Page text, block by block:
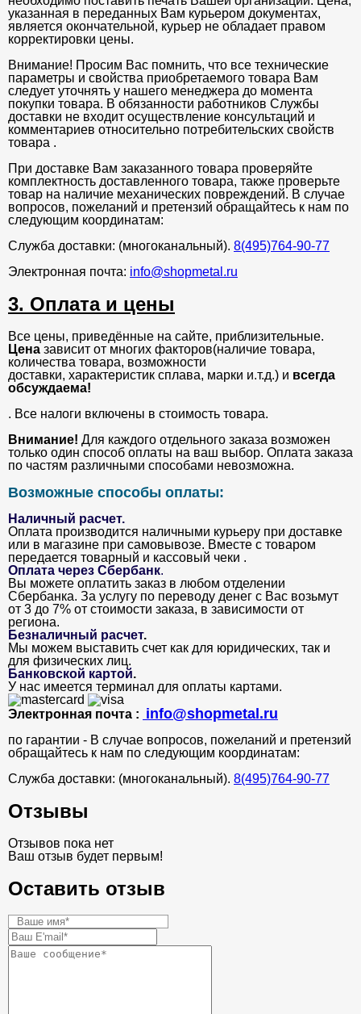
указанная в переданных Вам курьером документах,
является окончательной, курьер не обладает правом
корректировки цены.
Внимание! Просим Вас помнить, что все технические
параметры и свойства приобретаемого товара Вам
следует уточнять у нашего менеджера до момента
покупки товара. В обязанности работников Службы
доставки не входит осуществление консультаций и
комментариев относительно потребительских свойств
товара .
При доставке Вам заказанного товара проверяйте
комплектность доставленного товара, также проверьте
товар на наличие механических повреждений. В случае
вопросов, пожеланий и претензий обращайтесь к нам по
следующим координатам:
Служба доставки: (многоканальный). 8(495)764-90-77
Электронная почта: info@shopmetal.ru
3. Оплата и цены
Все цены, приведённые на сайте, приблизительные.
Цена зависит от многих факторов(наличие товара,
количества товара, возможности
доставки, характеристик сплава, марки и.т.д.) и всегда
обсуждаема!
. Все налоги включены в стоимость товара.
Внимание! Для каждого отдельного заказа возможен
только один способ оплаты на ваш выбор. Оплата заказа
по частям различными способами невозможна.
Возможные способы оплаты:
Наличный расчет.
Оплата производится наличными курьеру при доставке
или в магазине при самовывозе. Вместе с товаром
передается товарный и кассовый чеки .
Оплата через Сбербанк.
Вы можете оплатить заказ в любом отделении
Сбербанка. За услугу по переводу денег с Вас возьмут
от 3 до 7% от стоимости заказа, в зависимости от
региона.
Безналичный расчет.
Мы можем выставить счет как для юридических, так и
для физических лиц.
Банковской картой.
У нас имеется терминал для оплаты картами.
Электронная почта : info@shopmetal.ru
по гарантии - В случае вопросов, пожеланий и претензий
обращайтесь к нам по следующим координатам:
Служба доставки: (многоканальный). 8(495)764-90-77
Отзывы
Отзывов пока нет
Ваш отзыв будет первым!
Оставить отзыв